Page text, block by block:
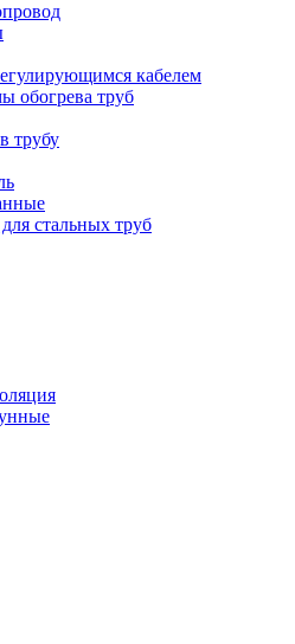
кабелем
обогрева труб
трубу
стальных труб